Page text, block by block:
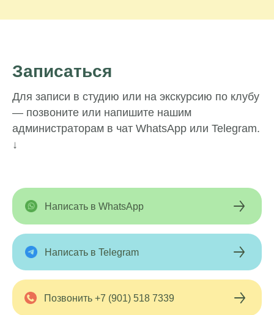
Записаться
Для записи в студию или на экскурсию по клубу
— позвоните или напишите нашим
администраторам в чат WhatsApp или Telegram.
↓
Написать в WhatsApp
Написать в Telegram
Позвонить +7 (901) 518 7339